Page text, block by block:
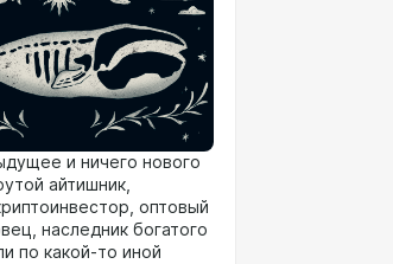
и ничего нового
айтишник,
оптовый
наследник богатого
по какой-то иной